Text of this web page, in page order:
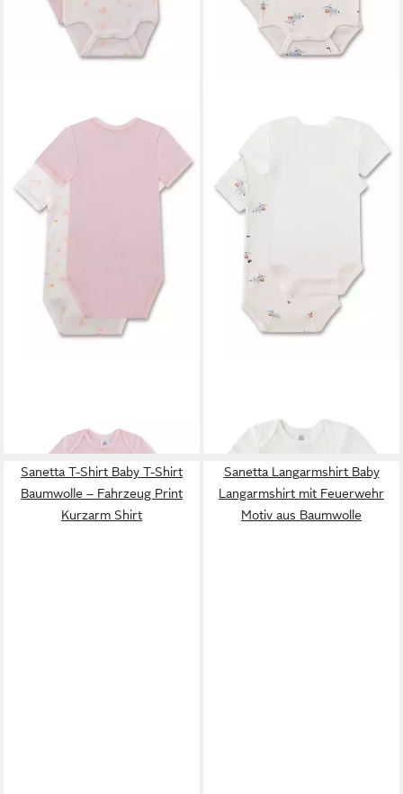
19,99 €
Sanetta T-Shirt Baby T-Shirt
Baumwolle – Fahrzeug Print
Kurzarm Shirt
Sanetta Langarmshirt Baby
Langarmshirt mit Feuerwehr
Motiv aus Baumwolle